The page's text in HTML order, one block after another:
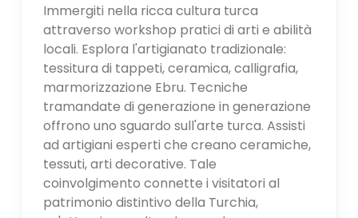
Immergiti nella ricca cultura turca
attraverso workshop pratici di arti e abilità
locali. Esplora l'artigianato tradizionale:
tessitura di tappeti, ceramica, calligrafia,
marmorizzazione Ebru. Tecniche
tramandate di generazione in generazione
offrono uno sguardo sull'arte turca. Assisti
ad artigiani esperti che creano ceramiche,
tessuti, arti decorative. Tale
coinvolgimento connette i visitatori al
patrimonio distintivo della Turchia,